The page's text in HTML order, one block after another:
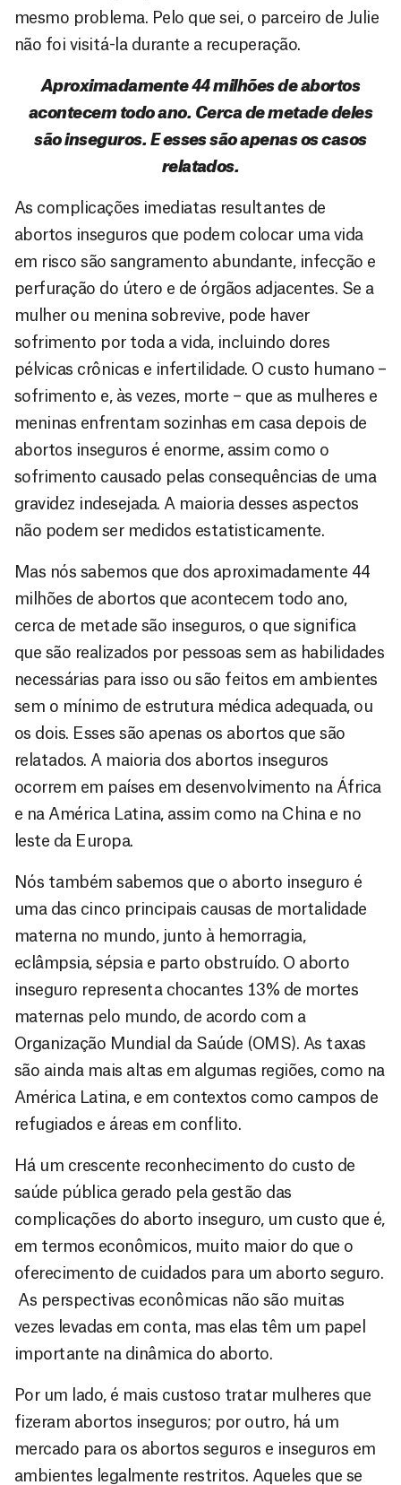
mesmo problema. Pelo que sei, o parceiro de Julie
não foi visitá-la durante a recuperação.
Aproximadamente 44 milhões de abortos
acontecem todo ano. Cerca de metade deles
são inseguros. E esses são apenas os casos
relatados.
As complicações imediatas resultantes de
abortos inseguros que podem colocar uma vida
em risco são sangramento abundante, infecção e
perfuração do útero e de órgãos adjacentes. Se a
mulher ou menina sobrevive, pode haver
sofrimento por toda a vida, incluindo dores
pélvicas crônicas e infertilidade. O custo humano –
sofrimento e, às vezes, morte – que as mulheres e
meninas enfrentam sozinhas em casa depois de
abortos inseguros é enorme, assim como o
sofrimento causado pelas consequências de uma
gravidez indesejada. A maioria desses aspectos
não podem ser medidos estatisticamente.
Mas nós sabemos que dos aproximadamente 44
milhões de abortos que acontecem todo ano,
cerca de metade são inseguros, o que significa
que são realizados por pessoas sem as habilidades
necessárias para isso ou são feitos em ambientes
sem o mínimo de estrutura médica adequada, ou
os dois. Esses são apenas os abortos que são
relatados. A maioria dos abortos inseguros
ocorrem em países em desenvolvimento na África
e na América Latina, assim como na China e no
leste da Europa.
Nós também sabemos que o aborto inseguro é
uma das cinco principais causas de mortalidade
materna no mundo, junto à hemorragia,
eclâmpsia, sépsia e parto obstruído. O aborto
inseguro representa chocantes 13% de mortes
maternas pelo mundo, de acordo com a
Organização Mundial da Saúde (OMS). As taxas
são ainda mais altas em algumas regiões, como na
América Latina, e em contextos como campos de
refugiados e áreas em conflito.
Há um crescente reconhecimento do custo de
saúde pública gerado pela gestão das
complicações do aborto inseguro, um custo que é,
em termos econômicos, muito maior do que o
oferecimento de cuidados para um aborto seguro.
As perspectivas econômicas não são muitas
vezes levadas em conta, mas elas têm um papel
importante na dinâmica do aborto.
Por um lado, é mais custoso tratar mulheres que
fizeram abortos inseguros; por outro, há um
mercado para os abortos seguros e inseguros em
ambientes legalmente restritos. Aqueles que se